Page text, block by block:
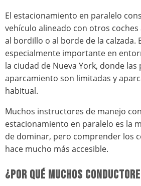
El estacionamiento en paralelo
vehículo alineado con otros
al bordillo o al borde de la calzada.
especialmente importante en
la ciudad de Nueva York, donde las
aparcamiento son limitadas y
habitual.
Muchos instructores de manejo
estacionamiento en paralelo es la
de dominar, pero comprender los
hace mucho más accesible.
¿POR QUÉ MUCHOS